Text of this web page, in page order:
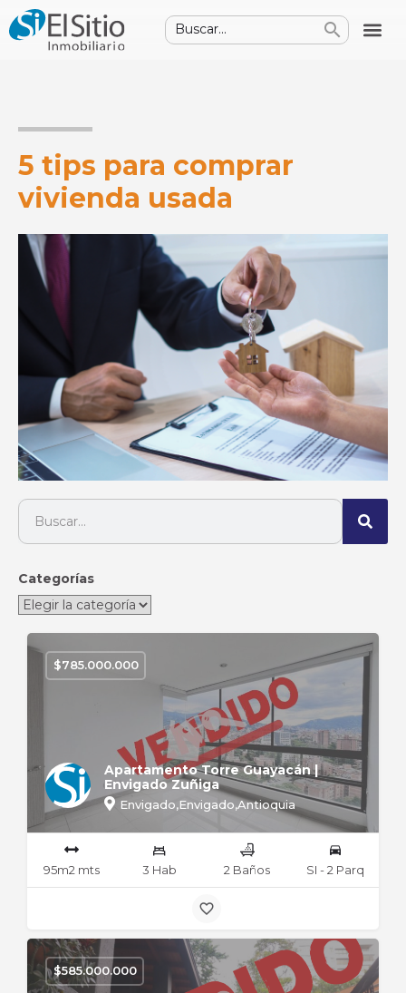
5 tips para comprar
vivienda usada
Categorías
Apartamento Torre Guayacán |
Envigado Zuñiga
Envigado,Envigado,Antioquia
$785.000.000
95m2 mts 3 Hab 2 Baños SI - 2 Parq
$585.000.000